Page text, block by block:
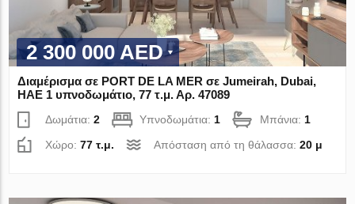
2 300 000 AED
Διαμέρισμα σε PORT DE LA MER σε Jumeirah, Dubai,
ΗΑΕ 1 υπνοδωμάτιο, 77 τ.μ. Αρ. 47089
Δωμάτια:2 Υπνοδωμάτια:1 Μπάνια:1
Χώρο:77 τ.μ. Απόσταση από τη θάλασσα:20 μ